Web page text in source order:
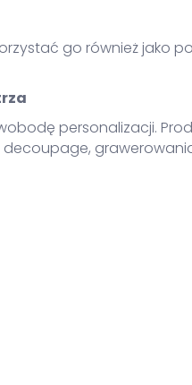
go również
personalizacji.